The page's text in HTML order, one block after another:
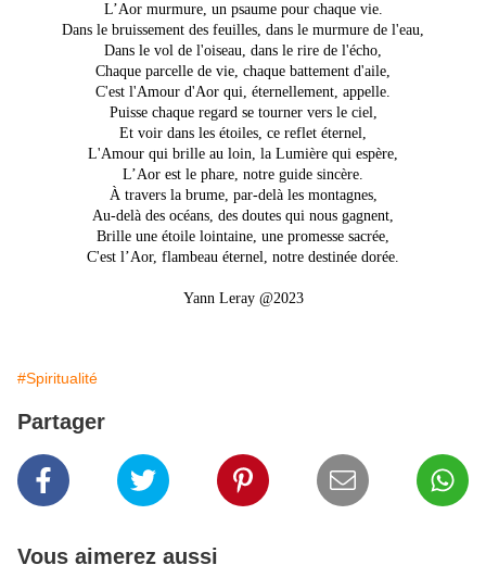
L’Aor murmure, un psaume pour chaque vie.
Dans le bruissement des feuilles, dans le murmure de l'eau,
Dans le vol de l'oiseau, dans le rire de l'écho,
Chaque parcelle de vie, chaque battement d'aile,
C'est l'Amour d'Aor qui, éternellement, appelle.
Puisse chaque regard se tourner vers le ciel,
Et voir dans les étoiles, ce reflet éternel,
L'Amour qui brille au loin, la Lumière qui espère,
L’Aor est le phare, notre guide sincère.
À travers la brume, par-delà les montagnes,
Au-delà des océans, des doutes qui nous gagnent,
Brille une étoile lointaine, une promesse sacrée,
C'est l’Aor, flambeau éternel, notre destinée dorée.
Yann Leray @2023
#Spiritualité
Partager
Vous aimerez aussi